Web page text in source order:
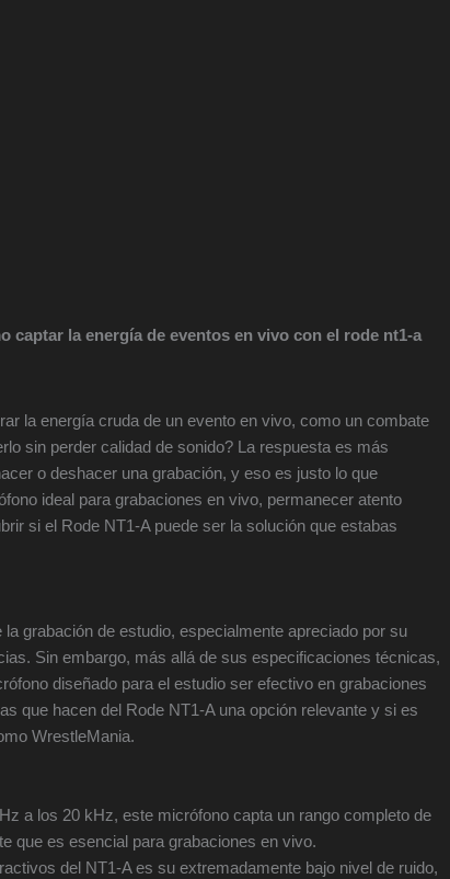
captar la energía de eventos en vivo con el rode nt1-a
la energía cruda de un evento en vivo, como un combate
sin perder calidad de sonido? La respuesta es más
o deshacer una grabación, y eso es justo lo que
ideal para grabaciones en vivo, permanecer atento
si el Rode NT1-A puede ser la solución que estabas
grabación de estudio, especialmente apreciado por su
Sin embargo, más allá de sus especificaciones técnicas,
diseñado para el estudio ser efectivo en grabaciones
que hacen del Rode NT1-A una opción relevante y si es
WrestleMania.
a los 20 kHz, este micrófono capta un rango completo de
que es esencial para grabaciones en vivo.
del NT1-A es su extremadamente bajo nivel de ruido,